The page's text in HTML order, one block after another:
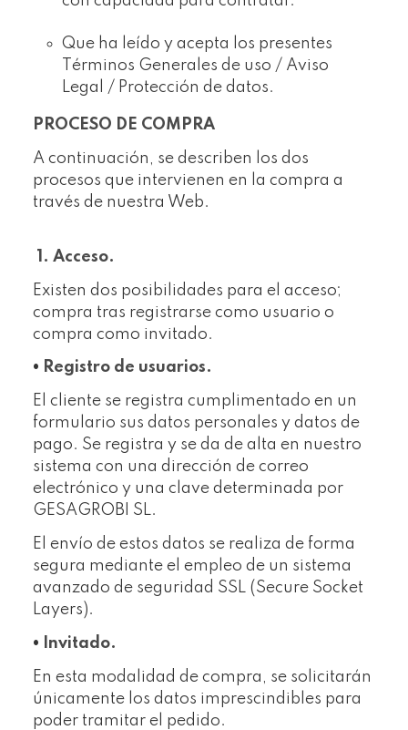
Que ha leído y acepta los presentes
Términos Generales de uso / Aviso
Legal / Protección de datos.
PROCESO DE COMPRA
A continuación, se describen los dos
procesos que intervienen en la compra a
través de nuestra Web.
1. Acceso.
Existen dos posibilidades para el acceso;
compra tras registrarse como usuario o
compra como invitado.
• Registro de usuarios.
El cliente se registra cumplimentado en un
formulario sus datos personales y datos de
pago. Se registra y se da de alta en nuestro
sistema con una dirección de correo
electrónico y una clave determinada por
GESAGROBI SL.
El envío de estos datos se realiza de forma
segura mediante el empleo de un sistema
avanzado de seguridad SSL (Secure Socket
Layers).
• Invitado.
En esta modalidad de compra, se solicitarán
únicamente los datos imprescindibles para
poder tramitar el pedido.